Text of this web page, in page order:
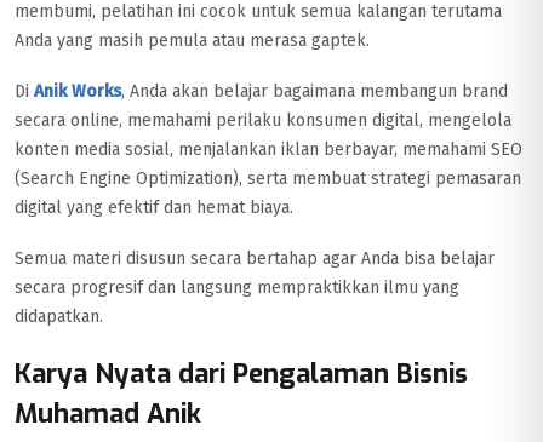
membumi, pelatihan ini cocok untuk semua kalangan terutama
Anda yang masih pemula atau merasa gaptek.
Di Anik Works, Anda akan belajar bagaimana membangun brand
secara online, memahami perilaku konsumen digital, mengelola
konten media sosial, menjalankan iklan berbayar, memahami SEO
(Search Engine Optimization), serta membuat strategi pemasaran
digital yang efektif dan hemat biaya.
Semua materi disusun secara bertahap agar Anda bisa belajar
secara progresif dan langsung mempraktikkan ilmu yang
didapatkan.
Karya Nyata dari Pengalaman Bisnis
Muhamad Anik